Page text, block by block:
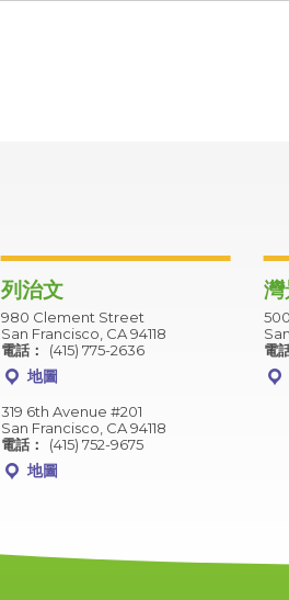
列治文
980 Clement Street
San Francisco, CA 94118
電話：
(415) 775-2636
地圖
319 6th Avenue #201
San Francisco, CA 94118
電話：
(415) 752-9675
地圖
電